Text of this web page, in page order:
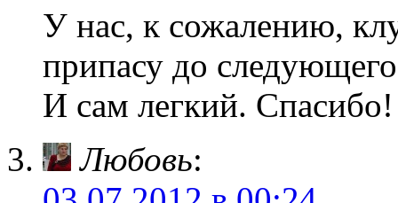
У нас, к сожалению,
припасу до
И сам легкий. Спасибо!
Любовь: